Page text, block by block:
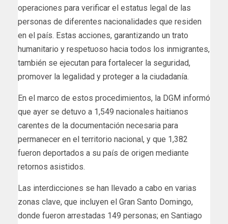
operaciones para verificar el estatus legal de las
personas de diferentes nacionalidades que residen
en el país. Estas acciones, garantizando un trato
humanitario y respetuoso hacia todos los inmigrantes,
también se ejecutan para fortalecer la seguridad,
promover la legalidad y proteger a la ciudadanía.
En el marco de estos procedimientos, la DGM informó
que ayer se detuvo a 1,549 nacionales haitianos
carentes de la documentación necesaria para
permanecer en el territorio nacional, y que 1,382
fueron deportados a su país de origen mediante
retornos asistidos.
Las interdicciones se han llevado a cabo en varias
zonas clave, que incluyen el Gran Santo Domingo,
donde fueron arrestadas 149 personas; en Santiago